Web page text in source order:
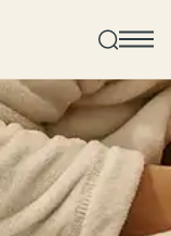
oder online!